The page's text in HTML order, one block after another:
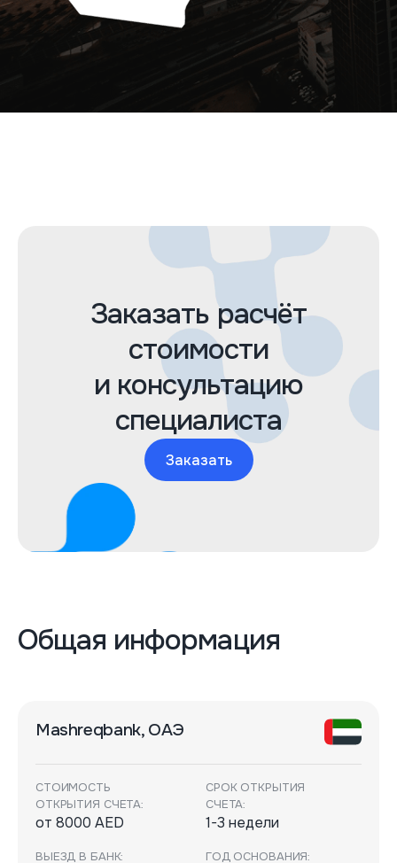
Заказать расчёт
стоимости
и консультацию
специалиста
Заказать
Общая информация
Mashreqbank, ОАЭ
СТОИМОСТЬ
ОТКРЫТИЯ СЧЕТА:
от 8000 AED
СРОК ОТКРЫТИЯ
СЧЕТА:
1-3 недели
ВЫЕЗД В БАНК: ГОД ОСНОВАНИЯ: